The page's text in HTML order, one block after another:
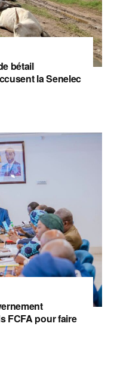
bétail
la Senelec
FCFA pour faire